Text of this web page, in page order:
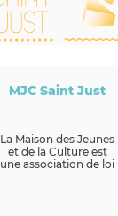
MJC Saint Just
La Maison des Jeunes
et de la Culture est
une association de loi